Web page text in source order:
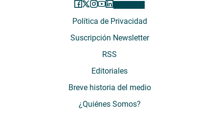
Política de Privacidad
Suscripción Newsletter
RSS
Editoriales
Breve historia del medio
¿Quiénes Somos?